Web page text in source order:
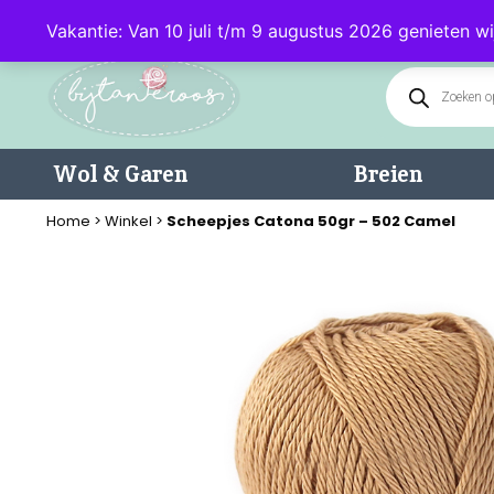
Vakantie: Van 10 juli t/m 9 augustus 2026 genieten
Wol & Garen Breien
Home > Winkel > Scheepjes Catona 50gr – 502 Camel